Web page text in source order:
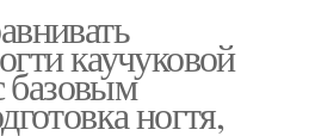
каучуковой
базовым
ногтя,